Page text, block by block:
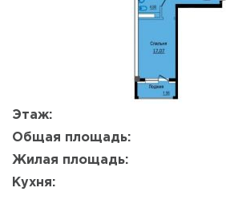
Этаж:
Общая площадь:
Жилая площадь:
Кухня: